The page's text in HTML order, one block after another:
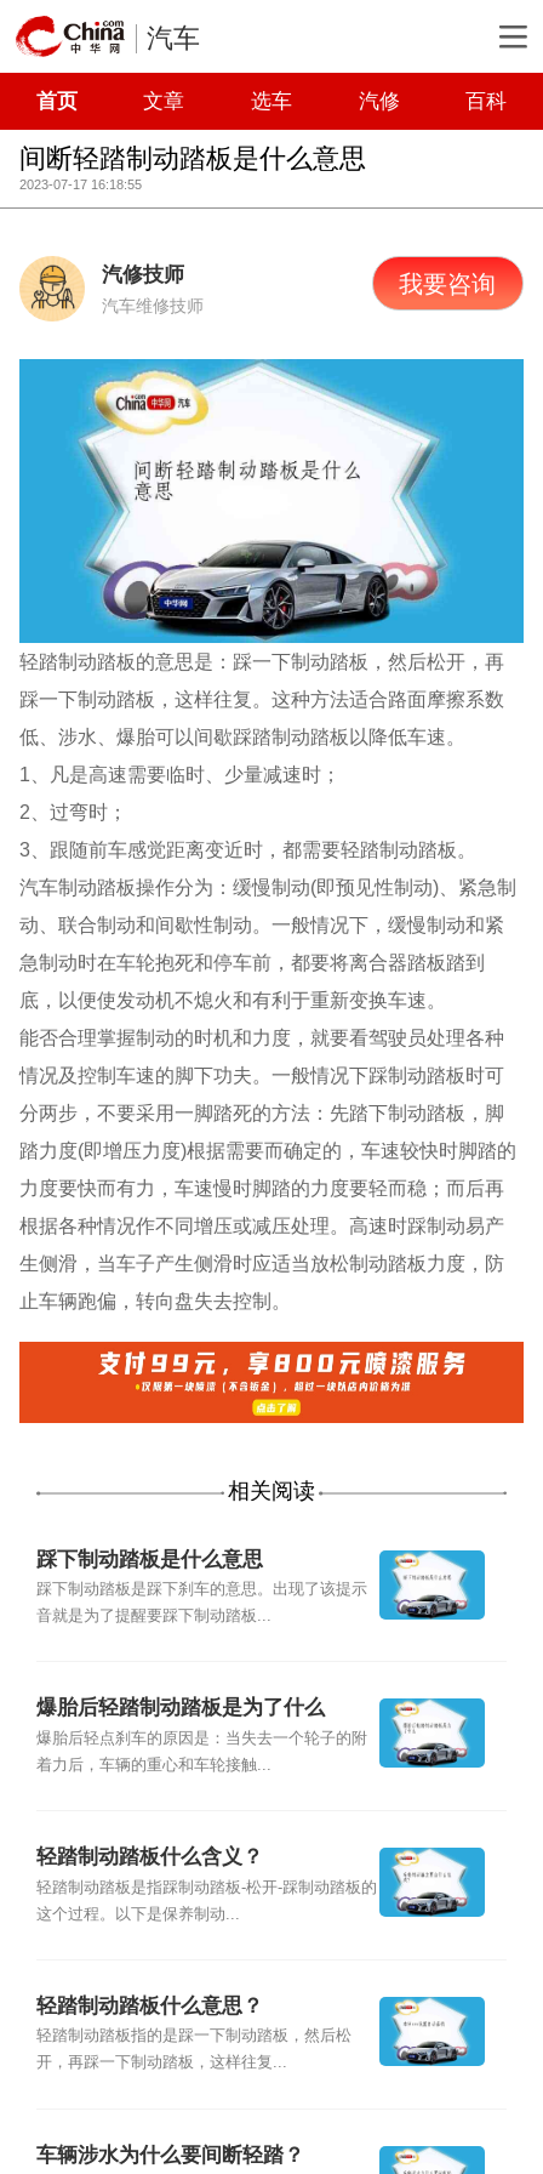
汽车
首页 文章 选车 汽修 百科
间断轻踏制动踏板是什么意思
2023-07-17 16:18:55
汽修技师
汽车维修技师
我要咨询
轻踏制动踏板的意思是：踩一下制动踏板，然后松开，再
踩一下制动踏板，这样往复。这种方法适合路面摩擦系数
低、涉水、爆胎可以间歇踩踏制动踏板以降低车速。
1、凡是高速需要临时、少量减速时；
2、过弯时；
3、跟随前车感觉距离变近时，都需要轻踏制动踏板。
汽车制动踏板操作分为：缓慢制动(即预见性制动)、紧急制
动、联合制动和间歇性制动。一般情况下，缓慢制动和紧
急制动时在车轮抱死和停车前，都要将离合器踏板踏到
底，以便使发动机不熄火和有利于重新变换车速。
能否合理掌握制动的时机和力度，就要看驾驶员处理各种
情况及控制车速的脚下功夫。一般情况下踩制动踏板时可
分两步，不要采用一脚踏死的方法：先踏下制动踏板，脚
踏力度(即增压力度)根据需要而确定的，车速较快时脚踏的
力度要快而有力，车速慢时脚踏的力度要轻而稳；而后再
根据各种情况作不同增压或减压处理。高速时踩制动易产
生侧滑，当车子产生侧滑时应适当放松制动踏板力度，防
止车辆跑偏，转向盘失去控制。
相关阅读
踩下制动踏板是什么意思
踩下制动踏板是踩下刹车的意思。出现了该提示
音就是为了提醒要踩下制动踏板...
爆胎后轻踏制动踏板是为了什么
爆胎后轻点刹车的原因是：当失去一个轮子的附
着力后，车辆的重心和车轮接触...
轻踏制动踏板什么含义？
轻踏制动踏板是指踩制动踏板-松开-踩制动踏板的
这个过程。以下是保养制动...
轻踏制动踏板什么意思？
轻踏制动踏板指的是踩一下制动踏板，然后松
开，再踩一下制动踏板，这样往复...
车辆涉水为什么要间断轻踏？